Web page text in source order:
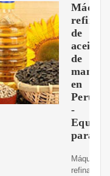
de
aceite
de
maní
en
Perú
-
para
Máquina
refinadora